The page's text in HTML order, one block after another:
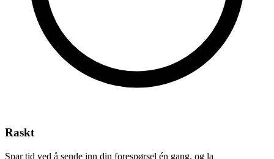
Raskt
Spar tid ved å sende inn din forespørsel én gang, og la